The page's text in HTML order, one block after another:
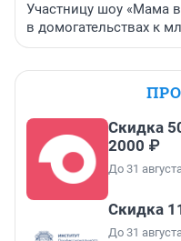
Участницу шоу «Мама
в домогательствах к
Скидка
2000 ₽
До 31
Скидка
До 31